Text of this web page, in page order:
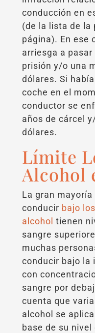
conducción en
(de la lista de la
página). En ese
arriesga a
prisión y/o una
dólares. Si
coche en el
conductor se
años de cárcel
dólares.
Límite
Alcohol
La gran
conducir bajo
alcohol tienen
sangre
muchas
conducir bajo la
con
sangre por
cuenta que
alcohol se
base de su